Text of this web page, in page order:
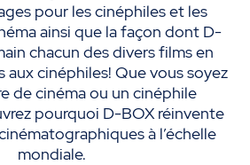
pour les cinéphiles et les
ainsi que la façon dont D-
chacun des divers films en
cinéphiles! Que vous soyez
de cinéma ou un cinéphile
pourquoi D-BOX réinvente
à l’échelle
mondiale.